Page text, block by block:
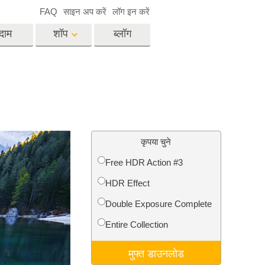
फोटो स्टोर स्टेशन सर्विसेज
शॉप ब्लॉग
FAQ साइन अप करें लॉग इन करें
कृपया चुने
Free HDR Action #3
HDR Effect
Double Exposure Complete
Entire Collection
मुफ्त डाउनलोड